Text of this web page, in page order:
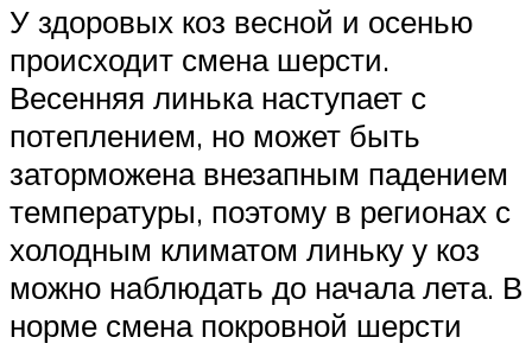
У здоровых коз весной и осенью
происходит смена шерсти.
Весенняя линька наступает с
потеплением, но может быть
заторможена внезапным падением
температуры, поэтому в регионах с
холодным климатом линьку у коз
можно наблюдать до начала лета. В
норме смена покровной шерсти